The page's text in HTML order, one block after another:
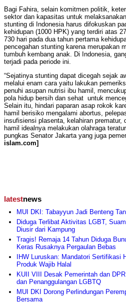
Bagi Fahira, selain komitmen politik,
sektor dan kapasitas untuk
stunting di Indonesia harus difokuskan
kehidupan (1000 HPK) yang terdiri atas
730 hari pada dua tahun pertama
pencegahan stunting karena merupakan
tumbuh kembang anak. Di Indonesia,
terjadi pada periode ini.
“Sejatinya stunting dapat dicegah sejak
melalui enam cara yaitu lakukan
penuhi asupan nutrisi ibu hamil,
pola hidup bersih dan sehat untuk
Selain itu, hindari paparan asap rokok
hamil berisiko mengalami abortus,
insufisiensi plasenta, kelahiran prematur,
hamil idealnya melakukan olahraga
pungkas Senator Jakarta yang juga
islam.com]
latestnews
MUI DKI: Tabayyun Jadi Benteng
Diduga Terlibat Aktivitas LGBT,
Diusir dari Kampung
Tragis! Remaja 14 Tahun Diduga
Keras Rusaknya Pergaulan Bebas
IHW Luruskan: Mandatori Sertifikasi
Produk Wajib Halal
KUII VIII Desak Pemerintah dan
dan Penanggulangan LGBTQ
MUI DKI Dorong Perlindungan
Bersama